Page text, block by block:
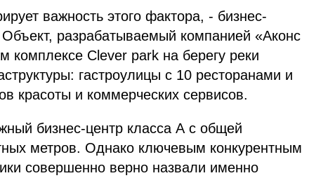
важность этого фактора, - бизнес-
разрабатываемый компанией «Аконс
Clever park на берегу реки
гастроулицы с 10 ресторанами и
красоты и коммерческих сервисов.​
бизнес-центр класса А с общей
метров. Однако ключевым конкурентным
совершенно верно назвали именно